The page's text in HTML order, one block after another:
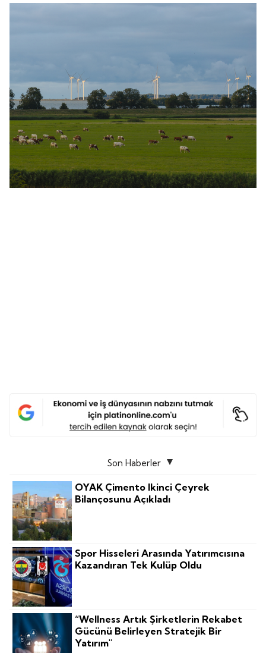
Son Haberler
OYAK Çimento Ikinci Çeyrek
Bilançosunu Açıkladı
Spor Hisseleri Arasında Yatırımcısına
Kazandıran Tek Kulüp Oldu
“Wellness Artık Şirketlerin Rekabet
Gücünü Belirleyen Stratejik Bir
Yatırım"